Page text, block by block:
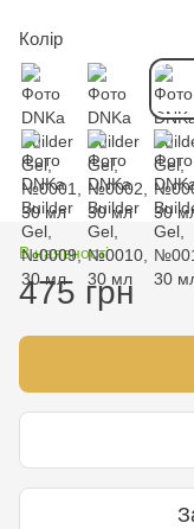
Колір
В наявності
475 грн